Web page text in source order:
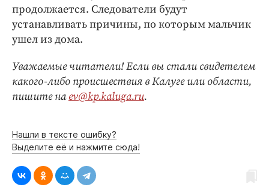
продолжается. Следователи будут
устанавливать причины, по которым мальчик
ушел из дома.
Уважаемые читатели! Если вы стали свидетелем
какого-либо происшествия в Калуге или области,
пишите наev@kp.kaluga.ru.
Нашли в тексте ошибку?
Выделите её и нажмите сюда!